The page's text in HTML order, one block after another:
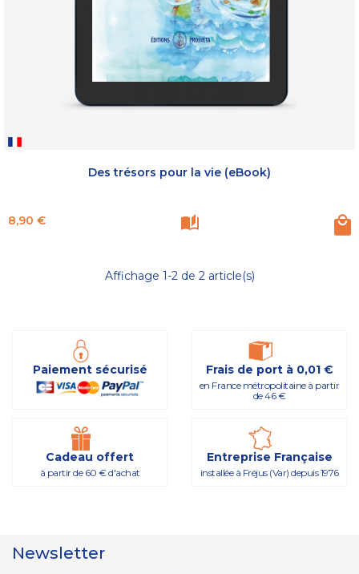
Des trésors pour la vie (eBook)
Prix
8,90 €
Affichage 1-2 de 2 article(s)
Paiement sécurisé Frais de port à 0,01 €
en France métropolitaine à partir
de 46 €
Cadeau offert
à partir de 60 € d'achat
Entreprise Française
installée à Fréjus (Var) depuis 1976
Newsletter